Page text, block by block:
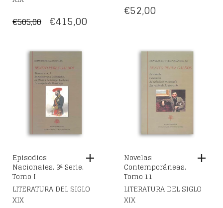
€505,00 EL
ORIGINAL
ERA:
€505,00.
€415,00
€52,00
Episodios
Nacionales. 3ª Serie.
Tomo I
LITERATURA DEL SIGLO
XIX
Novelas
Contemporáneas.
Tomo 11
LITERATURA DEL SIGLO
XIX